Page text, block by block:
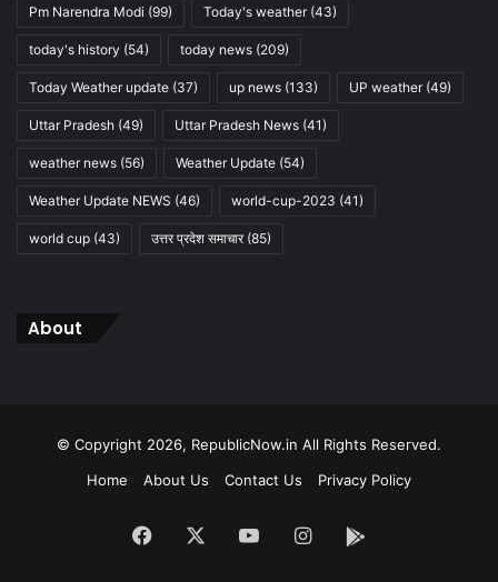
Pm Narendra Modi (99) Today's weather(43)
today's history (54) today news (209)
Today Weather update (37) up news (133) UP weather(49)
Uttar Pradesh (49) Uttar Pradesh News (41)
weather news (56) Weather Update (54)
Weather Update NEWS (46) world-cup-2023 (41)
world cup (43) उत्तर प्रदेश समाचार(85)
About
© Copyright 2026, RepublicNow.in All Rights Reserved.
Home
About Us Contact Us Privacy Policy
Facebook YouTubeInstagram